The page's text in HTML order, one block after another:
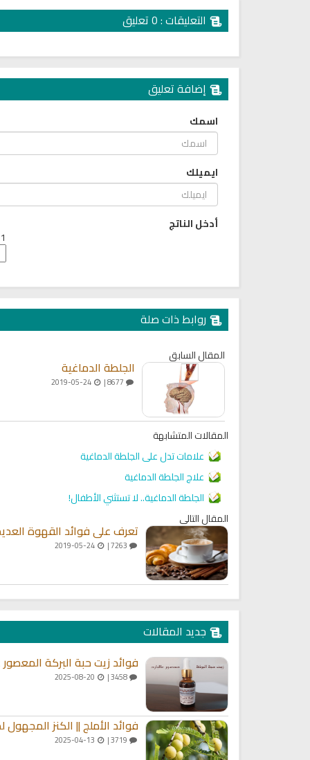
التعليقات : 0 تعليق
إضافة تعليق
اسمك
ايميلك
أدخل الناتج
1 + 4 =
روابط ذات صلة
المقال السابق
الجلطة الدماغية
2019-05-24
المقالات المتشابهة
علامات تدل على الجلطة الدماغية
علاج الجلطة الدماغية
الجلطة الدماغية.. لا تستثني الأطفال!
المقال التالي
تعرف على فوائد القهوة
2019-05-24
جديد المقالات
فوائد زيت حبة البركة المعصور
3458 |
فوائد الأملج || الكنز